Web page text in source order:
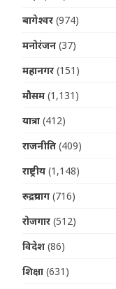
बागेश्वर (974)
मनोरंजन (37)
महानगर (151)
मौसम (1,131)
यात्रा (412)
राजनीति (409)
राष्ट्रीय (1,148)
रुद्रप्रयाग (716)
रोजगार (512)
विदेश (86)
शिक्षा (631)